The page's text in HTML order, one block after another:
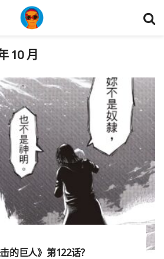
10 月
的巨人》第122话？